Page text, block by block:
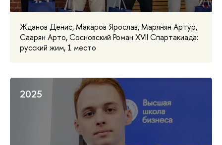
Жданов Денис, Макаров Ярослав, Марянян Артур,
Саарян Арто, Сосновский Роман XVII Спартакиада:
русский жим, 1 место
2025